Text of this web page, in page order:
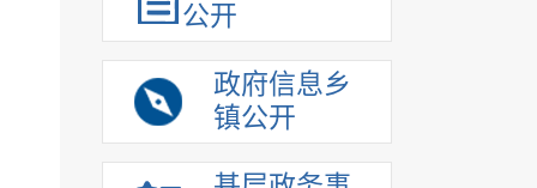
公开
政府信息乡
镇公开